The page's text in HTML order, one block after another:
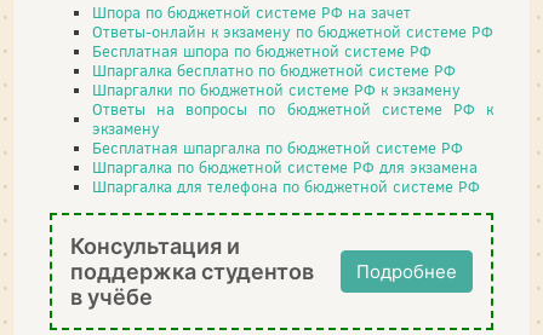
Шпора по бюджетной системе РФ на зачет
Ответы-онлайн к экзамену по бюджетной системе РФ
Бесплатная шпора по бюджетной системе РФ
Шпаргалка бесплатно по бюджетной системе РФ
Шпаргалки по бюджетной системе РФ к экзамену
Ответы на вопросы по бюджетной системе РФ к
экзамену
Бесплатная шпаргалка по бюджетной системе РФ
Шпаргалка по бюджетной системе РФ для экзамена
Шпаргалка для телефона по бюджетной системе РФ
Консультация и
поддержка студентов
в учёбе
Подробнее